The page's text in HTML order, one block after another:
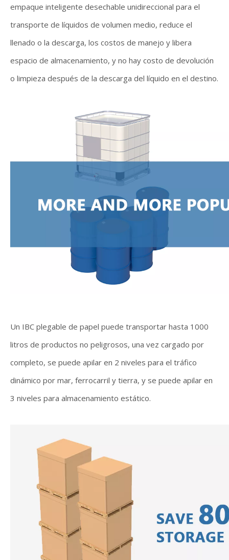
empaque inteligente desechable unidireccional para el
transporte de líquidos de volumen medio, reduce el
llenado o la descarga, los costos de manejo y libera
espacio de almacenamiento, y no hay costo de devolución
o limpieza después de la descarga del líquido en el destino.
Un IBC plegable de papel puede transportar hasta 1000
litros de productos no peligrosos, una vez cargado por
completo, se puede apilar en 2 niveles para el tráfico
dinámico por mar, ferrocarril y tierra, y se puede apilar en
3 niveles para almacenamiento estático.